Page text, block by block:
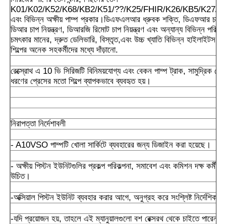
K01/K02/K52/K68/KB2/K51/??/K25/FHIR/K26/KB5/K27/
এবং বিভিন্ন অক্ষীয় পাম্প প্রকার।ডিএফএলআর ধ্রুবক শক্তি, ডিএফআর চাপ
ডিআর চাপ নিয়ন্ত্রণ, ডিআরজি রিমোট চাপ নিয়ন্ত্রণ এবং অন্যান্য বিভিন্ন
চমৎকার মানের, দ্রুত ডেলিভারি, বিস্তৃত,এবং উচ্চ খ্যাতি বিভিন্ন হাইলাইটস
শিল্পের অনেক সহকর্মীদের মধ্যে দাঁড়ানো.
রেক্স্রোথ এ 10 ভি সিরিজটি বিনিময়যোগ্য এবং বেকন পাম্প ট্রাক, সামুদ্রিক
ধরণের প্রেসের মতো শিল্পে ব্যাপকভাবে ব্যবহৃত হয়।
নিরাপত্তা নির্দেশাবলী
- A10VSO পাম্পটি খোলা সার্কিটে ব্যবহারের জন্য ডিজাইন করা হয়েছে।
- অক্ষীয় পিস্টন ইউনিটগুলির প্রকল্প পরিকল্পনা, সমাবেশ এবং কমিশন দক্ষ
উচিত।
-অক্সিয়াল পিস্টন ইউনিট ব্যবহার করার আগে, অনুগ্রহ করে সংশ্লিষ্ট নির্দেশিকা
-যদি প্রয়োজন হয়, তাহলে এই ম্যানুয়ালগুলো বশ রেক্সরথ থেকে চাইতে পারেন।